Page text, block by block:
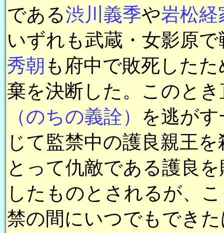
である渋川義季や岩松経
いずれも武蔵・女影原
秀朝 も府中で敗死した
棄を決断した。このと
（のちの義詮） を逃が
じて監禁中の護良親王
とって仇敵である護良
したものとされるが、
禁の間にいつでもでき